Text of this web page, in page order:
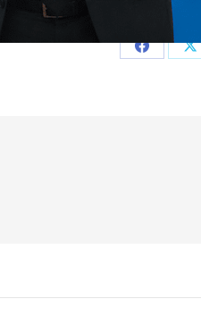
Partager